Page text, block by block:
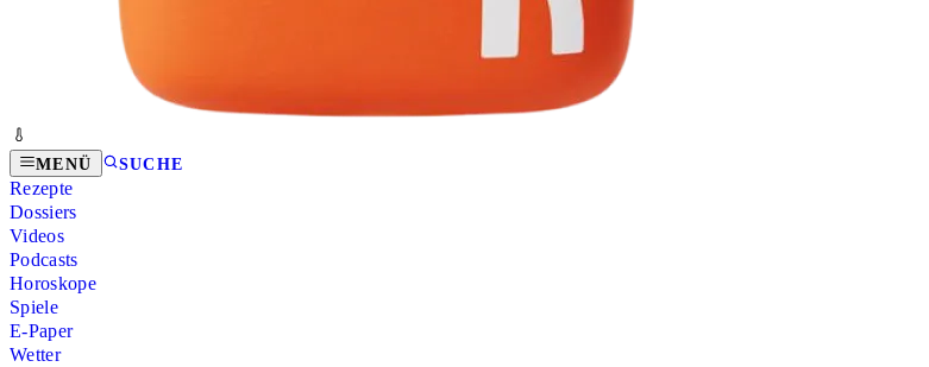
MENÜ SUCHE
Rezepte
Dossiers
Videos
Podcasts
Horoskope
Spiele
E-Paper
Wetter